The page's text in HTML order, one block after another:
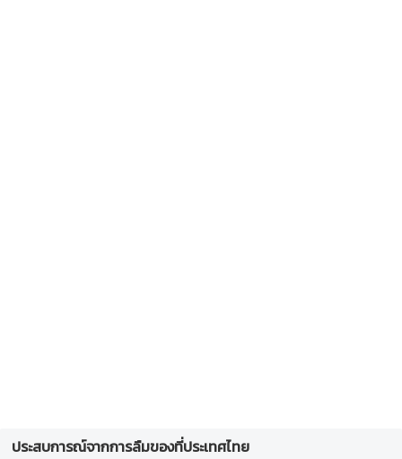
ประสบการณ์จากการลืมของที่ประเทศไทย